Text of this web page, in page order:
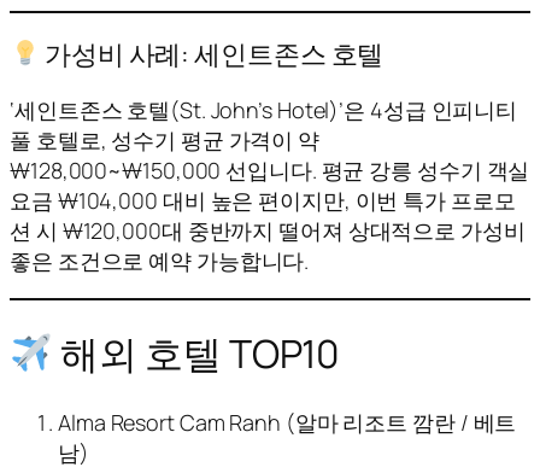
가성비 사례: 세인트존스 호텔
‘세인트존스 호텔(St. John’s Hotel)’은 4성급 인피니티
풀 호텔로, 성수기 평균 가격이 약
₩128,000~₩150,000 선입니다. 평균 강릉 성수기 객실
요금 ₩104,000 대비 높은 편이지만, 이번 특가 프로모
션 시 ₩120,000대 중반까지 떨어져 상대적으로 가성비
좋은 조건으로 예약 가능합니다.
해외 호텔 TOP10
Alma Resort Cam Ranh (알마 리조트 깜란 / 베트
남)